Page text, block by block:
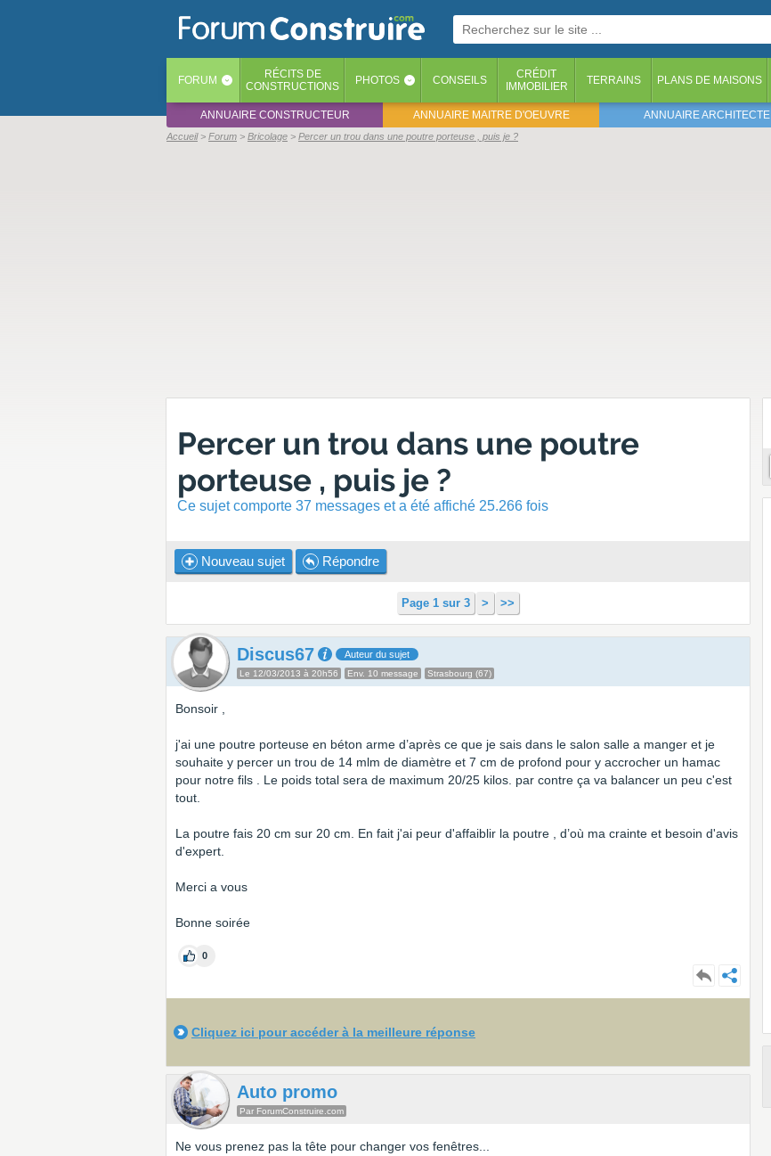
FORUM ‹ RÉCITS DE
CONSTRUCTIONS
PHOTOS ‹ CONSEILS
CRÉDIT
IMMOBILIER
TERRAINS PLANS DE MAISONS
ANNUAIRE CONSTRUCTEUR ANNUAIRE MAITRE D'OEUVRE ANNUAIRE ARCHITECTE
Accueil Forum Bricolage Percer un trou dans une poutre porteuse , puis je ?
Percer un trou dans une poutre
porteuse , puis je ?
Ce sujet comporte 37 messages et a été affiché 25.266 fois
Nouveau sujet Répondre
Page 1 sur 3 > >>
Discus67 Auteur du sujet
Le 12/03/2013 à 20h56 Env. 10 message Strasbourg (67)
Bonsoir ,
j'ai une poutre porteuse en béton arme d’après ce que je sais dans le salon salle a manger et je
souhaite y percer un trou de 14 mlm de diamètre et 7 cm de profond pour y accrocher un hamac
pour notre fils . Le poids total sera de maximum 20/25 kilos. par contre ça va balancer un peu c'est
tout.
La poutre fais 20 cm sur 20 cm. En fait j'ai peur d'affaiblir la poutre , d’où ma crainte et besoin d'avis
d'expert.
Merci a vous
Bonne soirée
0
Cliquez ici pour accéder à la meilleure réponse
Auto promo
Par ForumConstruire.com
Ne vous prenez pas la tête pour changer vos fenêtres...